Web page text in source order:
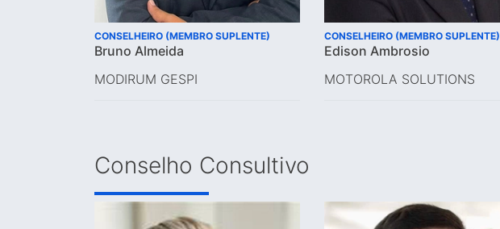
CONSELHEIRO (MEMBRO SUPLENTE)
Bruno Almeida
MODIRUM GESPI
CONSELHEIRO (MEMBRO SUPLENTE)
Edison Ambrosio
MOTOROLA SOLUTIONS
Conselho Consultivo